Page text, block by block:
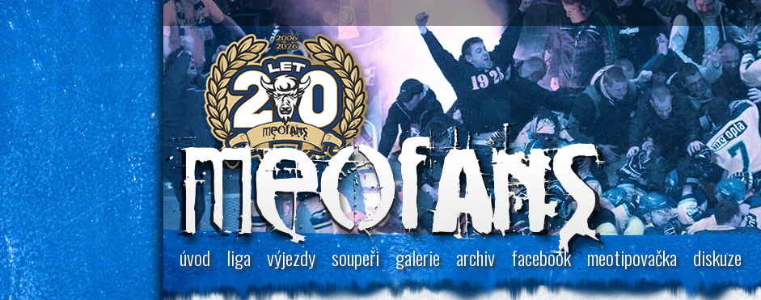
úvod liga výjezdy soupeři galerie archiv facebook meotipovačka diskuze